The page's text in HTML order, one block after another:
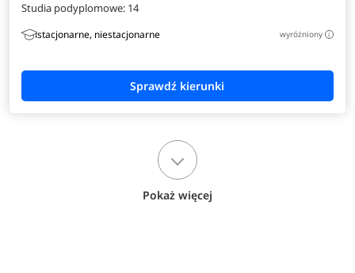
Studia podyplomowe: 14
stacjonarne, niestacjonarne wyróżniony i
Pokaż więcej